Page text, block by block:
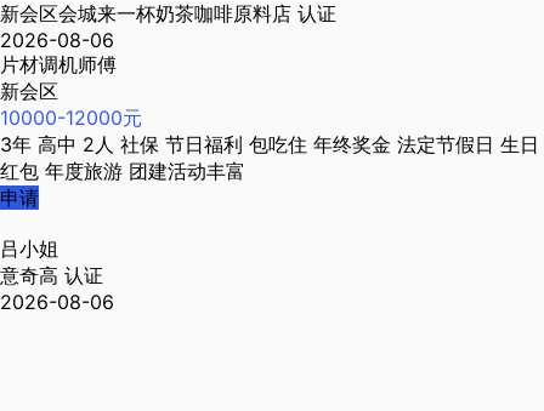
新会区会城来一杯奶茶咖啡原料店 认证
2026-08-06
片材调机师傅
新会区
10000-12000元
3年 高中 2人 社保 节日福利 包吃住 年终奖金 法定节假日 生日
红包 年度旅游 团建活动丰富
申请
吕小姐
意奇高 认证
2026-08-06